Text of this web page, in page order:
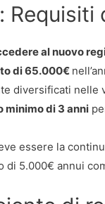
al nuovo
di 65.000€
diversificati nelle
minimo di 3 anni
essere la
di 5.000€ annui